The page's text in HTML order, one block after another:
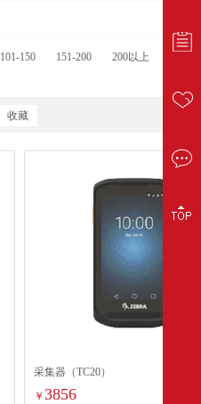
101-150 151-200 200以上
收藏
采集器（TC20）
￥3856